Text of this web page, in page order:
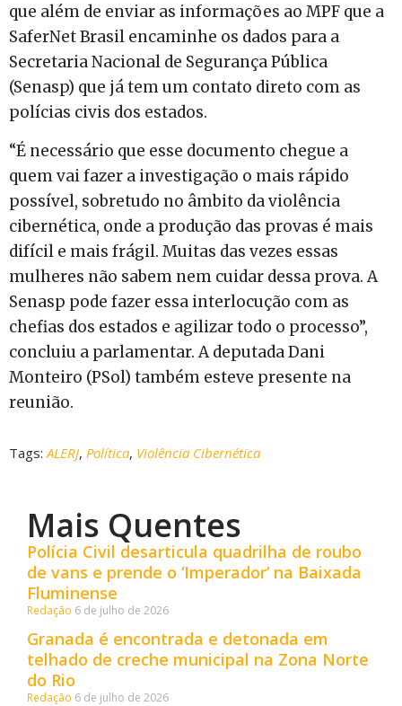
que além de enviar as informações ao MPF que a
SaferNet Brasil encaminhe os dados para a
Secretaria Nacional de Segurança Pública
(Senasp) que já tem um contato direto com as
polícias civis dos estados.
“É necessário que esse documento chegue a
quem vai fazer a investigação o mais rápido
possível, sobretudo no âmbito da violência
cibernética, onde a produção das provas é mais
difícil e mais frágil. Muitas das vezes essas
mulheres não sabem nem cuidar dessa prova. A
Senasp pode fazer essa interlocução com as
chefias dos estados e agilizar todo o processo”,
concluiu a parlamentar. A deputada Dani
Monteiro (PSol) também esteve presente na
reunião.
Tags: ALERJ, Política, Violência Cibernética
Mais Quentes
Polícia Civil desarticula quadrilha de roubo
de vans e prende o ‘Imperador’ na Baixada
Fluminense
Redação 6 de julho de 2026
Granada é encontrada e detonada em
telhado de creche municipal na Zona Norte
do Rio
Redação 6 de julho de 2026